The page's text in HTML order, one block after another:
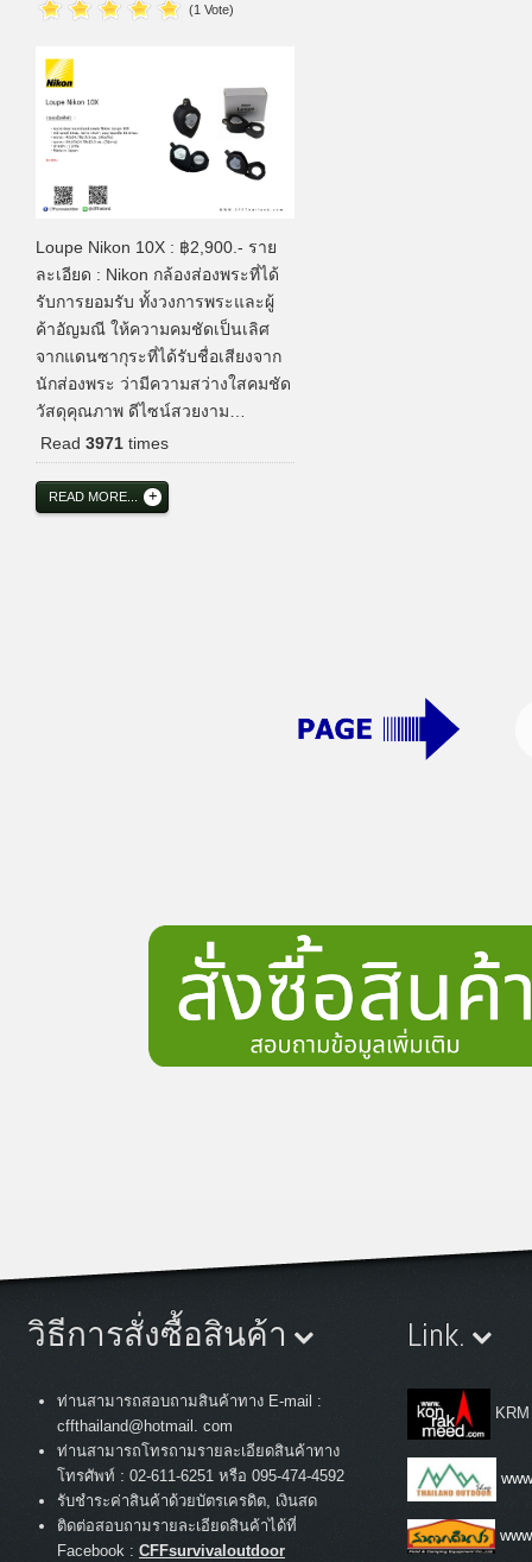
(1 Vote)
Loupe Nikon 10X : ฿2,900.- ราย
ละเอียด : Nikon กล้องส่องพระที่ได้
รับการยอมรับ ทั้งวงการพระและผู้
ค้าอัญมณี ให้ความคมชัดเป็นเลิศ
จากแดนซากุระที่ได้รับชื่อเสียงจาก
นักส่องพระ ว่ามีความสว่างใสคมชัด
วัสดุคุณภาพ ดีไซน์สวยงาม…
Read 3971 times
READ MORE...
วิธีการสั่งซื้อสินค้า
ท่านสามารถสอบถามสินค้าทาง E-mail :
cffthailand@hotmail. com
ท่านสามารถโทรถามรายละเอียดสินค้าทาง
โทรศัพท์ : 02-611-6251 หรือ 095-474-4592
รับชำระค่าสินค้าด้วยบัตรเครดิต, เงินสด
ติดต่อสอบถามรายละเอียดสินค้าได้ที่
Facebook : CFFsurvivaloutdoor
Link.
KRM